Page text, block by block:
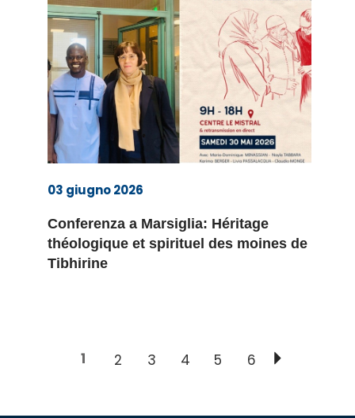
03 giugno 2026
Conferenza a Marsiglia: Héritage
théologique et spirituel des moines de
Tibhirine
1 2 3 4 5 6